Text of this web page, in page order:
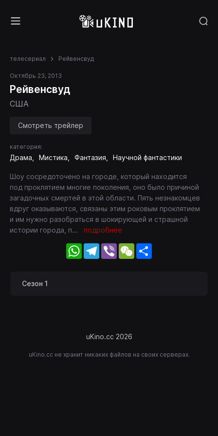
телесериал Рейвенсвуд
Октябрь 23, 2013
Рейвенсвуд
США
Смотреть трейлер
категория:
Драма Мистика Фантазия Научной фантастики
Шоу сосредоточено на городе, который находится
под проклятием многие поколения, оно было причиной
загадочных смертей в этой области. Пять незнакомцев
вдруг оказываются, связаны этим роковым проклятием
и им нужно разобраться в шокирующей и страшной
истории города, п... подробнее
WhatsApp
Telegram
Viber WeChat
Сезон 1
uKino.cc 2026
uKino.cc не хранит никаких файлов на своих серверах.